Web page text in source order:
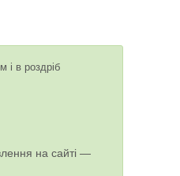
і в роздріб
на сайті —